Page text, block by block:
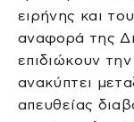
ειρήνης και
αναφορά της
επιδιώκουν
ανακύπτει
απευθείας